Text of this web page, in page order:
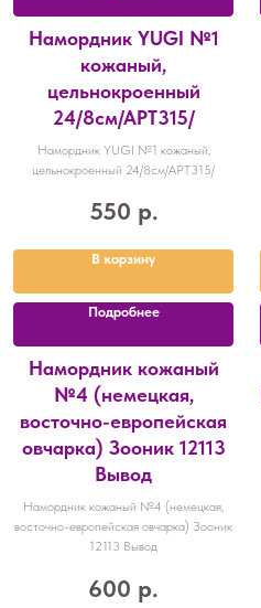
Намордник YUGI №1
кожаный,
цельнокроенный
24/8см/АРТ315/
Намордник YUGI №1 кожаный,
цельнокроенный 24/8см/АРТ315/
550 р.
В корзину
Подробнее
Намордник кожаный
№4 (немецкая,
восточно-европейская
овчарка) Зооник 12113
Вывод
Намордник кожаный №4 (немецкая,
восточно-европейская овчарка) Зооник
12113 Вывод
600 р.